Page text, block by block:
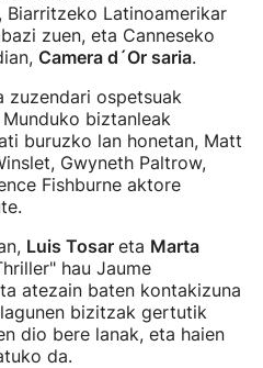
Biarritzeko Latinoamerikar
zuen, eta Canneseko
Camera d´Or saria.
zuzendari ospetsuak
biztanleak
buruzko lan honetan, Matt
Gwyneth Paltrow,
Fishburne aktore
Luis Tosar eta Marta
hau Jaume
atezain baten kontakizuna
bizitzak gertutik
dio bere lanak, eta haien
da.